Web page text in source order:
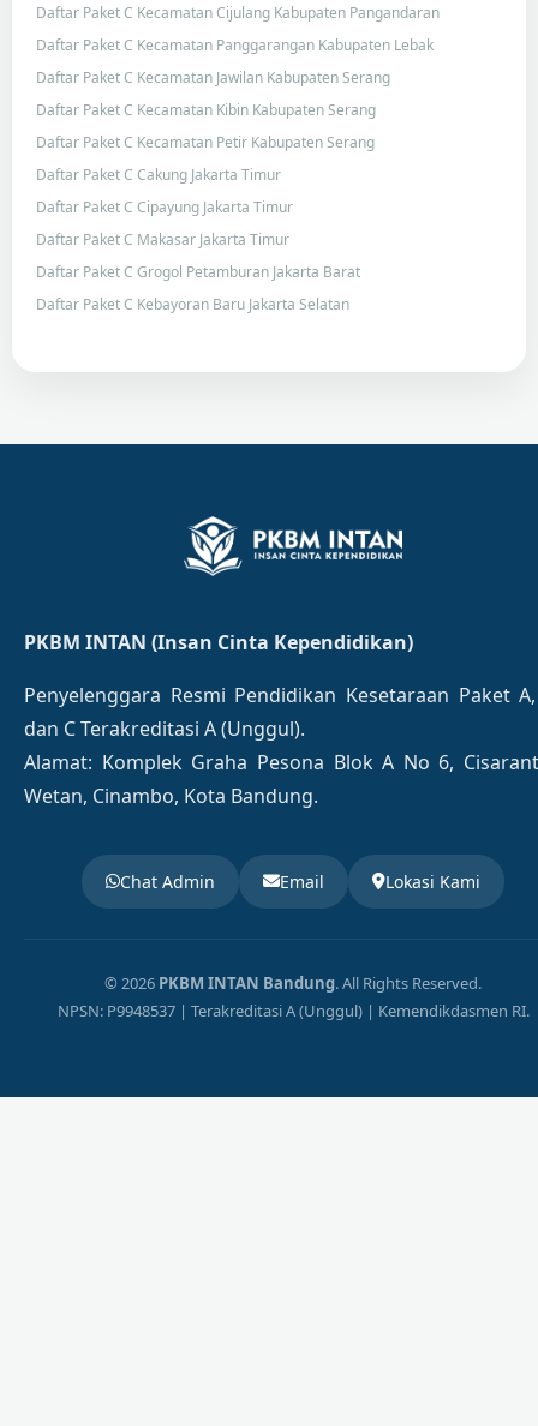
Daftar Paket C Kecamatan Cijulang Kabupaten Pangandaran
Daftar Paket C Kecamatan Panggarangan Kabupaten Lebak
Daftar Paket C Kecamatan Jawilan Kabupaten Serang
Daftar Paket C Kecamatan Kibin Kabupaten Serang
Daftar Paket C Kecamatan Petir Kabupaten Serang
Daftar Paket C Cakung Jakarta Timur
Daftar Paket C Cipayung Jakarta Timur
Daftar Paket C Makasar Jakarta Timur
Daftar Paket C Grogol Petamburan Jakarta Barat
Daftar Paket C Kebayoran Baru Jakarta Selatan
PKBM INTAN (Insan Cinta Kependidikan)
Penyelenggara Resmi Pendidikan Kesetaraan Paket
dan C Terakreditasi A (Unggul).
Alamat: Komplek Graha Pesona Blok A No 6,
Wetan, Cinambo, Kota Bandung.
Chat Admin Email Lokasi Kami
© 2026 PKBM INTAN Bandung. All Rights Reserved.
NPSN: P9948537 | Terakreditasi A (Unggul) | Kemendikdasmen RI.